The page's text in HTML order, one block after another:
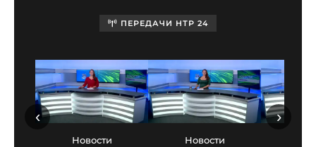
ПЕРЕДАЧИ НТР 24
Новости
Новости
‹ ›